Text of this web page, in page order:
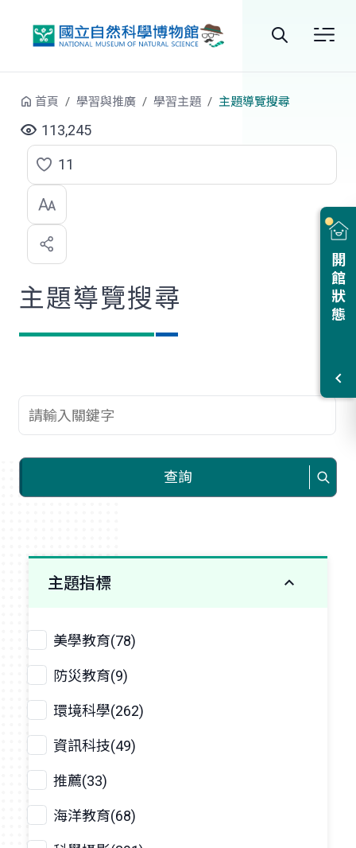
站
尋
開館狀態
首頁 學習與推廣 學習主題 主題導覽搜尋
113,245
點
選
喜
歡
11
主題導覽搜尋
查詢關鍵字
查詢
主題指標
美學教育(78)
防災教育(9)
環境科學(262)
資訊科技(49)
推薦(33)
海洋教育(68)